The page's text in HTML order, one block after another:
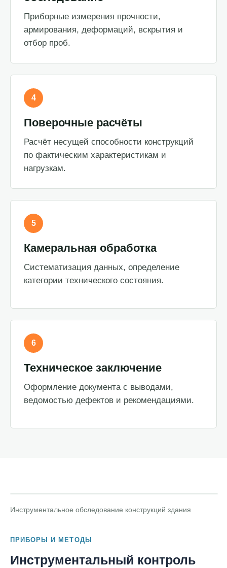
Приборные измерения прочности,
армирования, деформаций, вскрытия и
отбор проб.
4
Поверочные расчёты
Расчёт несущей способности конструкций
по фактическим характеристикам и
нагрузкам.
5
Камеральная обработка
Систематизация данных, определение
категории технического состояния.
6
Техническое заключение
Оформление документа с выводами,
ведомостью дефектов и рекомендациями.
Инструментальное обследование конструкций здания
ПРИБОРЫ И МЕТОДЫ
Инструментальный контроль